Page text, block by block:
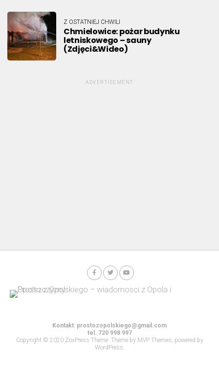
Z OSTATNIEJ CHWILI
Chmielowice: pożar budynku
letniskowego – sauny
(Zdjęci&Wideo)
ADVERTISEMENT
Kontakt: prostozopolskiego@gmail.com
tel. 720 998 997
Copyright © 2020 ZoxPress Theme. Theme by MVP Themes, powered by
WordPress.